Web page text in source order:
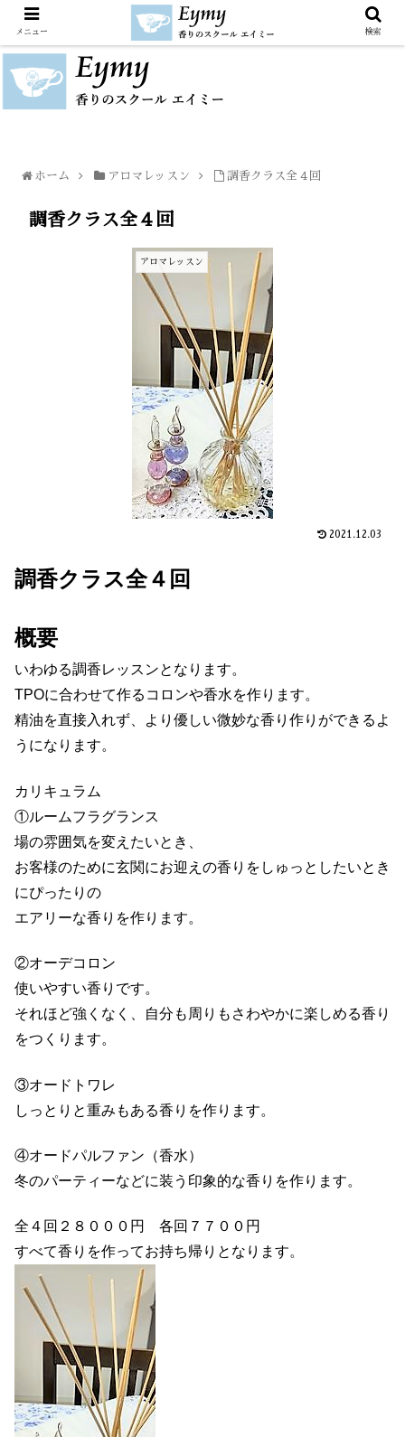
ホーム アロマレッスン 調香クラス全４回
調香クラス全４回
アロマレッスン
2021.12.03
調香クラス全４回
概要
いわゆる調香レッスンとなります。
TPOに合わせて作るコロンや香水を作ります。
精油を直接入れず、より優しい微妙な香り作りができるよ
うになります。
カリキュラム
①ルームフラグランス
場の雰囲気を変えたいとき、
お客様のために玄関にお迎えの香りをしゅっとしたいとき
にぴったりの
エアリーな香りを作ります。
②オーデコロン
使いやすい香りです。
それほど強くなく、自分も周りもさわやかに楽しめる香り
をつくります。
③オードトワレ
しっとりと重みもある香りを作ります。
④オードパルファン（香水）
冬のパーティーなどに装う印象的な香りを作ります。
全４回２８０００円 各回７７００円
すべて香りを作ってお持ち帰りとなります。
メニュー 検索